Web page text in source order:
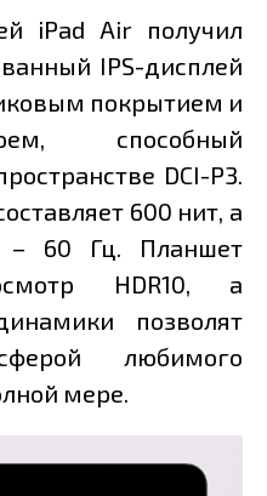
iPad Air получил
IPS-дисплей
покрытием и
способный
DCI-P3.
600 нит, а
– 60 Гц. Планшет
HDR10, а
позволят
любимого
мере.